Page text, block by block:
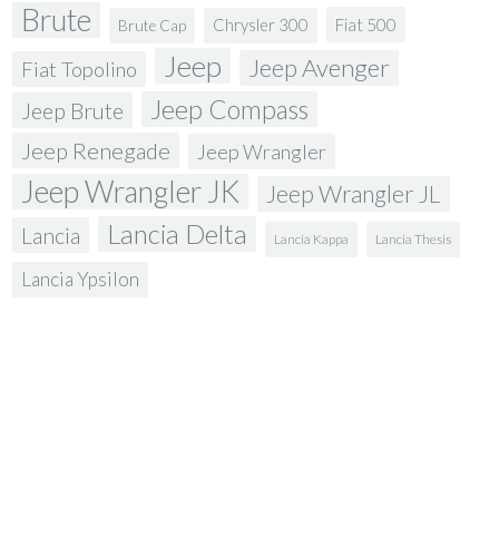
Brute Brute Cap Chrysler 300 Fiat 500
Fiat Topolino Jeep Jeep Avenger
Jeep Brute Jeep Compass
Jeep Renegade Jeep Wrangler
Jeep Wrangler JK Jeep Wrangler JL
Lancia Lancia Delta Lancia Kappa Lancia Thesis
Lancia Ypsilon